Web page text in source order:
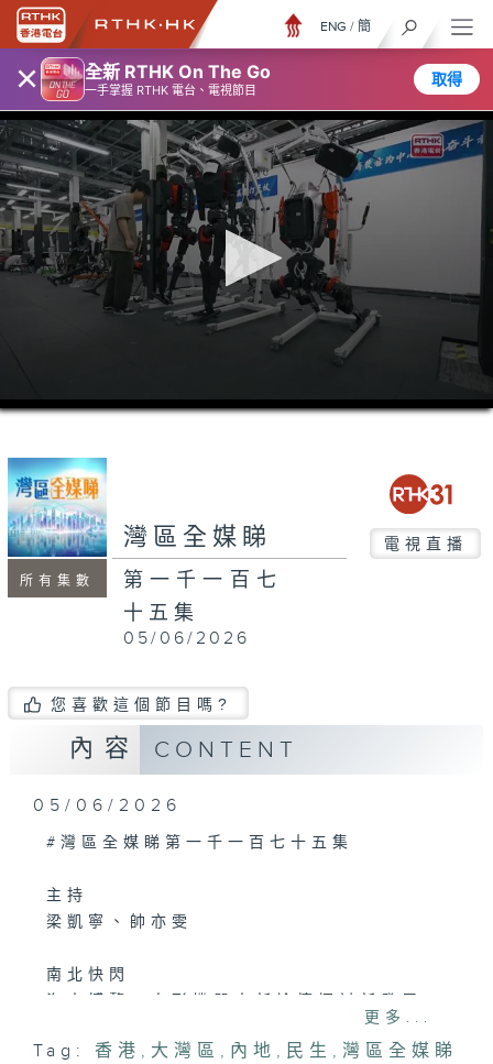
× 全新 RTHK On The Go
一手掌握 RTHK 電台、電視節目
取得
ENG / 簡
0
seconds
minutes,
6
seconds
所有集數
灣區全媒睇 電視直播
第一千一百七
十五集
05/06/2026
您喜歡這個節目嗎?
內容 CONTENT
05/06/2026
#灣區全媒睇第一千一百七十五集
主持
梁凱寧、帥亦雯
南北快閃
澳門：全澳首宗第四代機器人胰腺手術成功
烏魯木齊：新疆製「焊接機器人」出口哈薩
更多...
Tag: 香港 , 大灣區 , 內地 , 民生 , 灣區全媒睇